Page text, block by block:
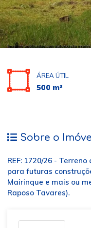
ÁREA ÚTIL
500 m²
Sobre o
REF: 1720/26 -
para futuras
Mairinque e mais ou
Raposo Tavares).